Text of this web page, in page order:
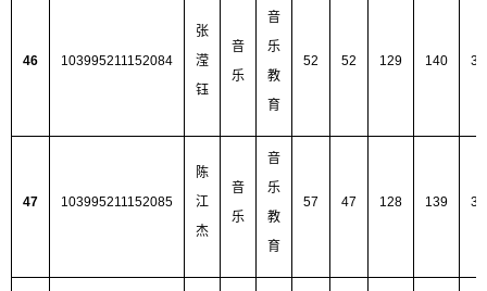
46 103995211152084
张
滢
钰
音
乐
音
乐
教
育
52 52 129 140
47 103995211152085
陈
江
杰
音
乐
音
乐
教
育
57 47 128 139